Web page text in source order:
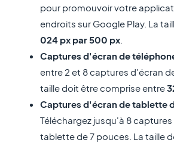
pour promouvoir votre
endroits sur Google Play. La
024 px par 500 px.
Captures d'écran de
entre 2 et 8 captures d'écran
taille doit être comprise entre
Captures d'écran de tablette
Téléchargez jusqu'à 8
tablette de 7 pouces. La taille